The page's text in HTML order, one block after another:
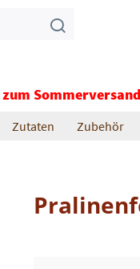
zum
Zutaten Zubehör